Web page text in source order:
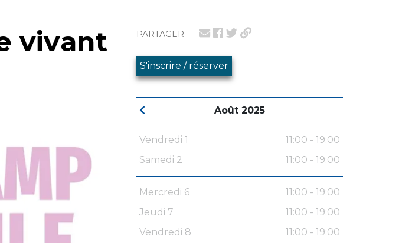
PARTAGER
S'inscrire / réserver
Août 2025
Vendredi 1
11:00 - 19:00
Samedi 2
11:00 - 19:00
Mercredi 6
11:00 - 19:00
Jeudi 7
11:00 - 19:00
Vendredi 8
11:00 - 19:00
vivant